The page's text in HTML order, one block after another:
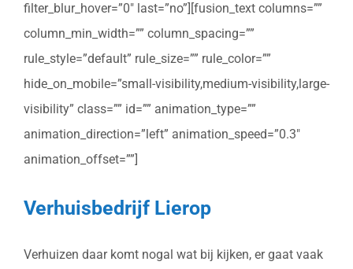
filter_blur_hover=”0″ last=”no”][fusion_text columns=””
column_min_width=”” column_spacing=””
rule_style=”default” rule_size=”” rule_color=””
hide_on_mobile=”small-visibility,medium-visibility,large-
visibility” class=”” id=”” animation_type=””
animation_direction=”left” animation_speed=”0.3″
animation_offset=””]
Verhuisbedrijf Lierop
Verhuizen daar komt nogal wat bij kijken, er gaat vaak